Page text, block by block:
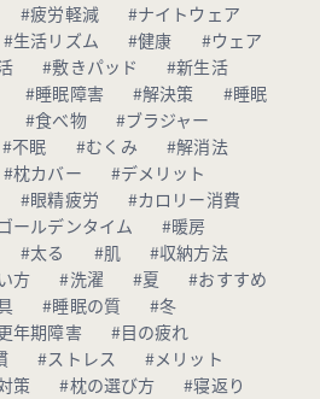
#疲労軽減
#ナイトウェア
#生活リズム #健康
#ウェア
#敷きパッド
#新生活
#睡眠障害 #解決策
#睡眠
#食べ物
#ブラジャー
#不眠 #むくみ
#解消法
#枕カバー
#デメリット
#眼精疲労
#カロリー消費
ールデンタイム
#暖房
#太る #肌
#収納方法
方 #洗濯 #夏
#おすすめ
#睡眠の質
#冬
年期障害
#目の疲れ
#ストレス
#メリット
策 #枕の選び方
#寝返り